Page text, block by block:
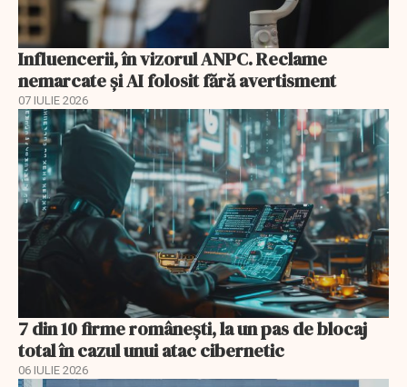
Influencerii, în vizorul ANPC. Reclame
nemarcate și AI folosit fără avertisment
07 IULIE 2026
7 din 10 firme românești, la un pas de blocaj
total în cazul unui atac cibernetic
06 IULIE 2026